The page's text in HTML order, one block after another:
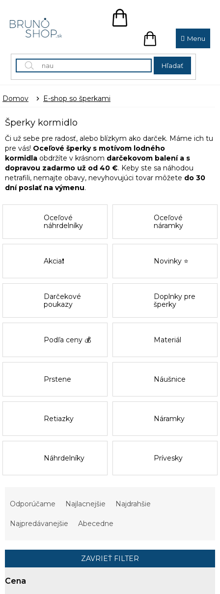
obsah
Hľadať
NÁKUPNÝ
NÁKUPNÝ
KOŠÍK
Domov E-shop so šperkami
Šperky kormidlo
Či už sebe pre radosť, alebo blízkym ako darček. Máme ich tu
pre vás! Oceľové šperky s motívom lodného
kormidla obdržíte v krásnom darčekovom balení a s
dopravou zadarmo už od 40 €. Keby ste sa náhodou
netrafili, nemajte obavy, nevyhovujúci tovar môžete do 30
dní poslať na výmenu.
Oceľové
náhrdelníky
Oceľové
náramky
Akcia❗ Novinky ⭐
Darčekové
poukazy
Doplnky pre
šperky
Podľa ceny 💰 Materiál
Prstene Náušnice
Retiazky Náramky
Náhrdelníky Prívesky
p
r
Odporúčame Najlacnejšie Najdrahšie
Najpredávanejšie Abecedne
ZAVRIEŤ FILTER
Cena